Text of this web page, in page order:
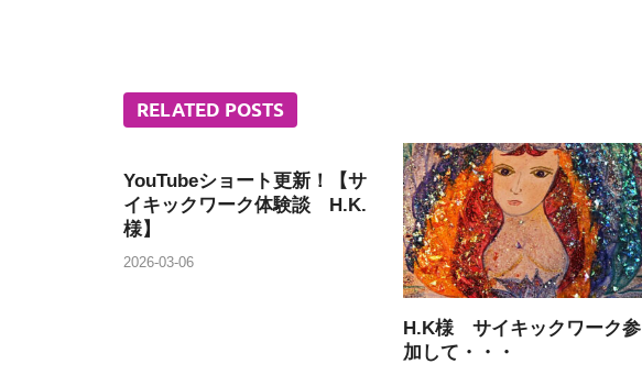
RELATED POSTS
YouTubeショート更新！【サ
イキックワーク体験談 H.K.
様】
2026-03-06
H.K様 サイキックワーク参
加して・・・